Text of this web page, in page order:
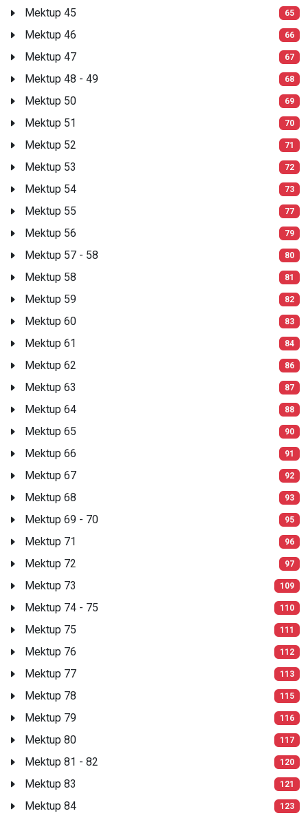
Mektup 45 65
Mektup 46 66
Mektup 47 67
Mektup 48 - 49 68
Mektup 50 69
Mektup 51 70
Mektup 52 71
Mektup 53 72
Mektup 54 73
Mektup 55 77
Mektup 56 79
Mektup 57 - 58 80
Mektup 58 81
Mektup 59 82
Mektup 60 83
Mektup 61 84
Mektup 62 86
Mektup 63 87
Mektup 64 88
Mektup 65 90
Mektup 66 91
Mektup 67 92
Mektup 68 93
Mektup 69 - 70 95
Mektup 71 96
Mektup 72 97
Mektup 73 109
Mektup 74 - 75 110
Mektup 75 111
Mektup 76 112
Mektup 77 113
Mektup 78 115
Mektup 79 116
Mektup 80 117
Mektup 81 - 82 120
Mektup 83 121
Mektup 84 123